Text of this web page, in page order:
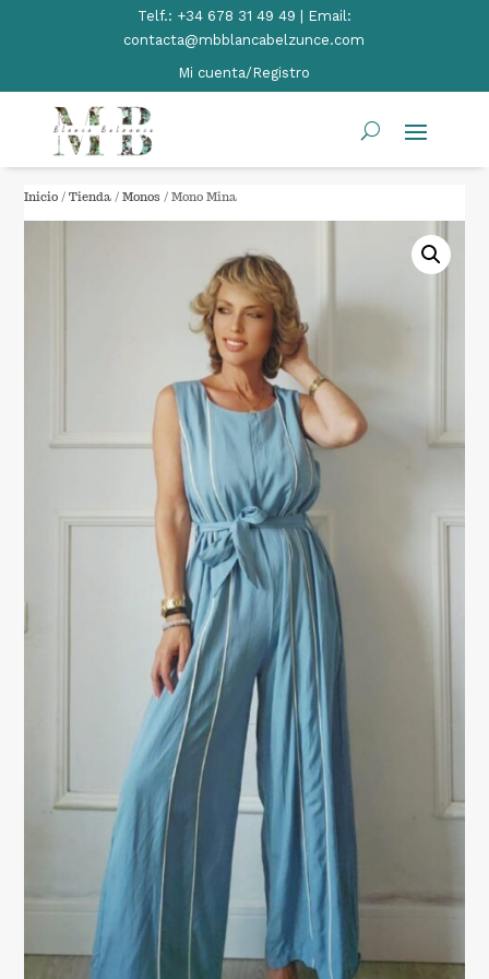
Telf.: +34 678 31 49 49 | Email:
contacta@mbblancabelzunce.com
Mi cuenta/Registro
Inicio /Tienda /Monos / Mono Mina